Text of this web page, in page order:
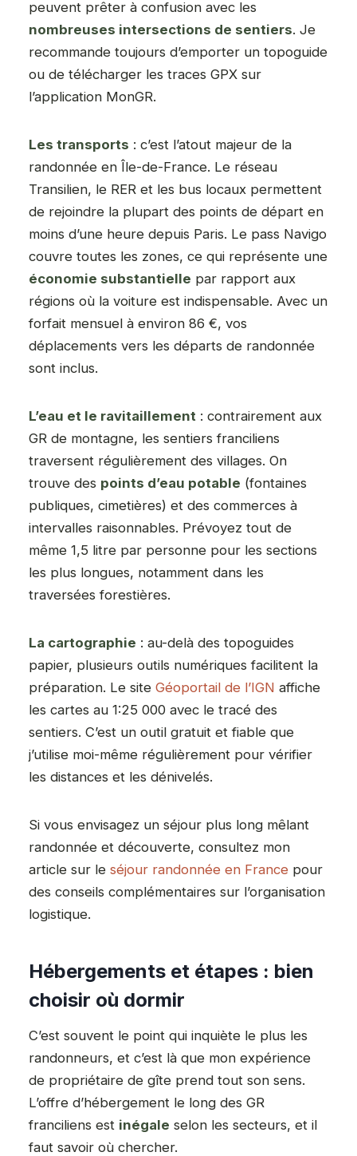
peuvent prêter à confusion avec les
nombreuses intersections de sentiers. Je
recommande toujours d’emporter un topoguide
ou de télécharger les traces GPX sur
l’application MonGR.
Les transports : c’est l’atout majeur de la
randonnée en Île-de-France. Le réseau
Transilien, le RER et les bus locaux permettent
de rejoindre la plupart des points de départ en
moins d’une heure depuis Paris. Le pass Navigo
couvre toutes les zones, ce qui représente une
économie substantielle par rapport aux
régions où la voiture est indispensable. Avec un
forfait mensuel à environ 86 €, vos
déplacements vers les départs de randonnée
sont inclus.
L’eau et le ravitaillement : contrairement aux
GR de montagne, les sentiers franciliens
traversent régulièrement des villages. On
trouve des points d’eau potable (fontaines
publiques, cimetières) et des commerces à
intervalles raisonnables. Prévoyez tout de
même 1,5 litre par personne pour les sections
les plus longues, notamment dans les
traversées forestières.
La cartographie : au-delà des topoguides
papier, plusieurs outils numériques facilitent la
préparation. Le site Géoportail de l’IGN affiche
les cartes au 1:25 000 avec le tracé des
sentiers. C’est un outil gratuit et fiable que
j’utilise moi-même régulièrement pour vérifier
les distances et les dénivelés.
Si vous envisagez un séjour plus long mêlant
randonnée et découverte, consultez mon
article sur le séjour randonnée en France pour
des conseils complémentaires sur l’organisation
logistique.
Hébergements et étapes : bien
choisir où dormir
C’est souvent le point qui inquiète le plus les
randonneurs, et c’est là que mon expérience
de propriétaire de gîte prend tout son sens.
L’offre d’hébergement le long des GR
franciliens est inégale selon les secteurs, et il
faut savoir où chercher.